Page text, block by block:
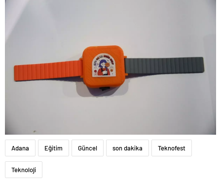
Adana Eğitim Güncel son dakika Teknofest
Teknoloji